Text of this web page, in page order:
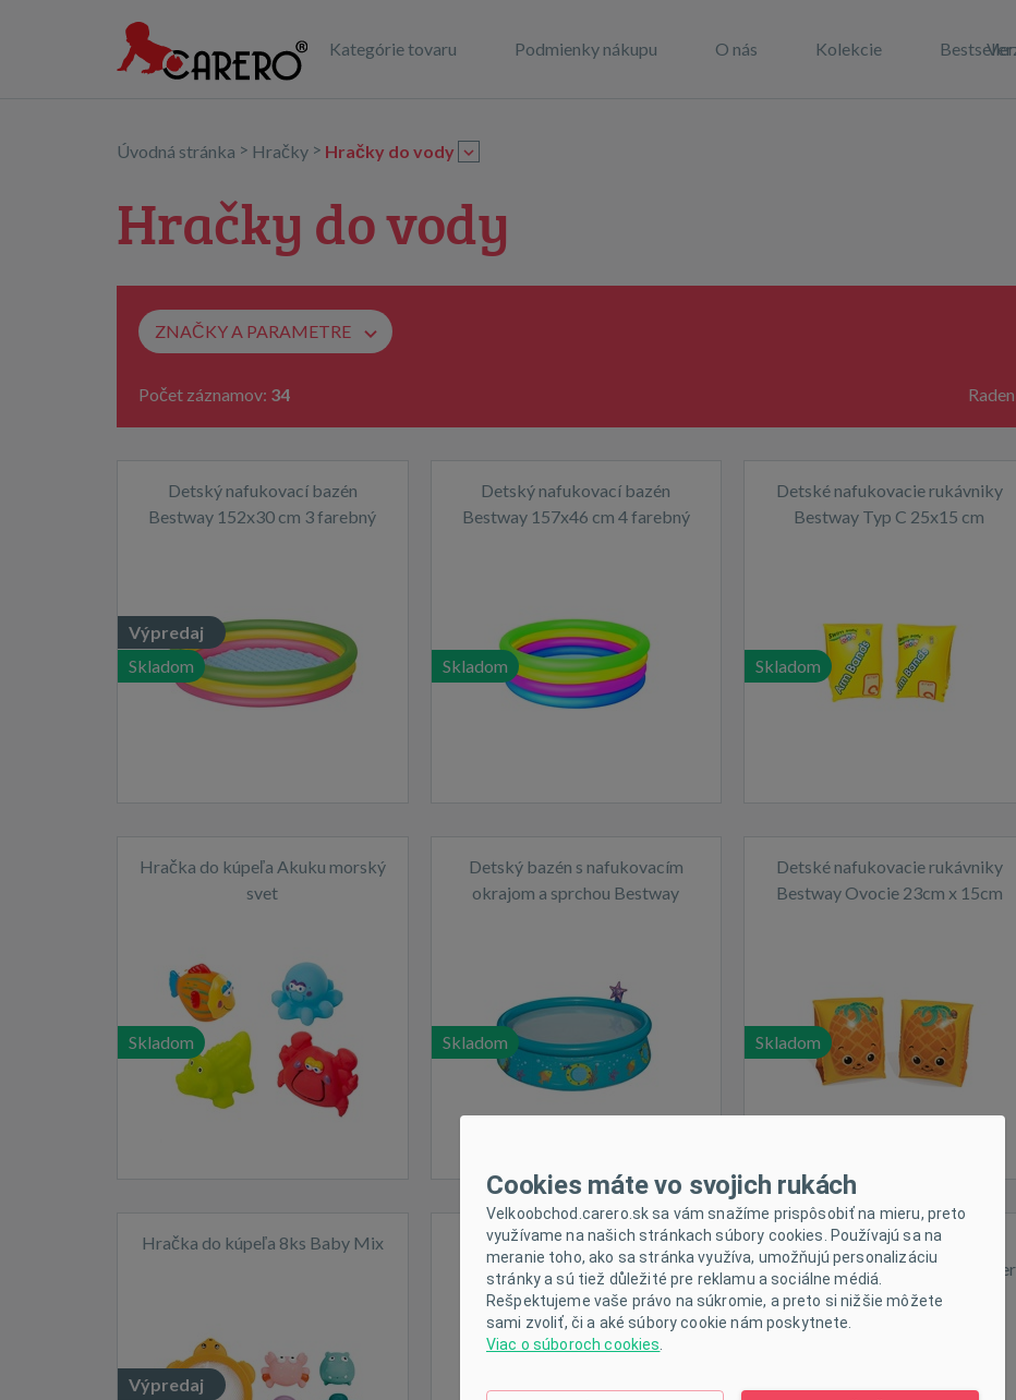
Kategórie tovaru Podmienky nákupu O nás Kolekcie
Úvodná stránka > Hračky > Hračky do vody
Hračky do vody
ZNAČKY A PARAMETRE
Počet záznamov: 34
Detský nafukovací bazén
Bestway 152x30 cm 3 farebný
Výpredaj
Skladom
Detský nafukovací bazén
Bestway 157x46 cm 4 farebný
Skladom
Detské nafukovacie rukávniky
Bestway Typ C 25x15 cm
Skladom
Hračka do kúpeľa Akuku morský
svet
Skladom
Detský bazén s nafukovacím
okrajom a sprchou Bestway
Skladom
Detské nafukovacie rukávniky
Bestway Ovocie 23cm x 15cm
Skladom
Hračka do kúpeľa 8ks Baby Mix
Výpredaj
Hračky do vody Lodičky 14 cm
BAYO 3 ks
Detský nafukovací bazén
Bestway Mickey Mouse Roadster
rodinný
Cookies máte vo svojich rukách
Velkoobchod.carero.sk sa vám snažíme prispôsobiť na mieru, preto
využívame na našich stránkach súbory cookies. Používajú sa na
meranie toho, ako sa stránka využíva, umožňujú personalizáciu
stránky a sú tiež důležité pre reklamu a sociálne médiá.
Rešpektujeme vaše právo na súkromie, a preto si nižšie môžete
sami zvoliť, či a aké súbory cookie nám poskytnete.
Viac o súboroch cookies